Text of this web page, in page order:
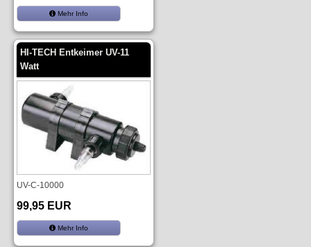
Mehr Info
HI-TECH Entkeimer UV-11
Watt
UV-C-10000
99,95 EUR
Mehr Info